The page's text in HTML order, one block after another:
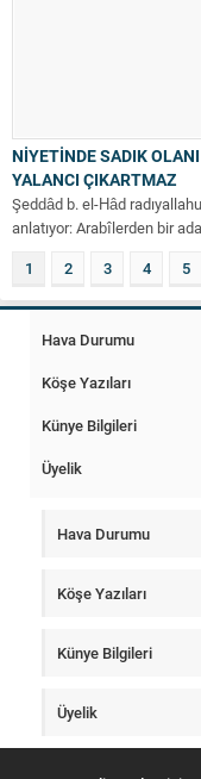
NİYETİNDE SADIK
YALANCI ÇIKARTMAZ
Şeddâd b. el-Hâd
anlatıyor: Arabîlerden bir
veselleme geldi. İman...
1 2 3 4 5
Hava Durumu
Köşe Yazıları
Künye Bilgileri
Üyelik
Hava Durumu
Köşe Yazıları
Künye Bilgileri
Üyelik